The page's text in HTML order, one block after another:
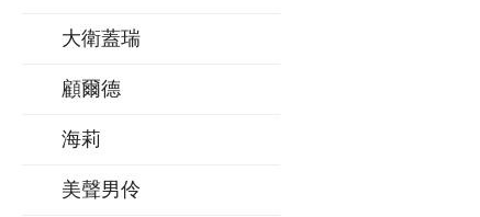
大衛蓋瑞
顧爾德
海莉
美聲男伶